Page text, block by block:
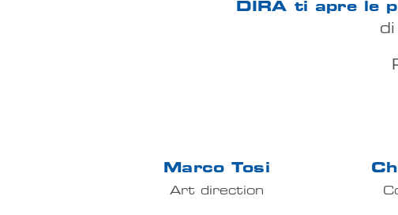
DIRA ti apre le
Marco Tosi
Art direction